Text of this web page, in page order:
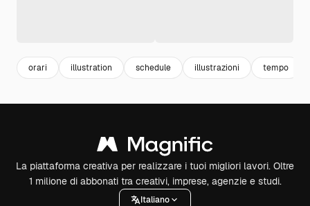
orari illustration schedule illustrazioni tempo
La piattaforma creativa per realizzare i tuoi migliori lavori. Oltre
1 milione di abbonati tra creativi, imprese, agenzie e studi.
Italiano